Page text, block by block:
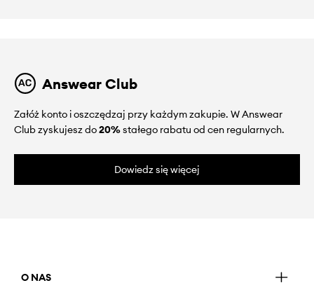
Answear Club
Załóż konto i oszczędzaj przy każdym zakupie. W Answear
Club zyskujesz do20%stałego rabatu od cen regularnych.
Dowiedz się więcej
O NAS